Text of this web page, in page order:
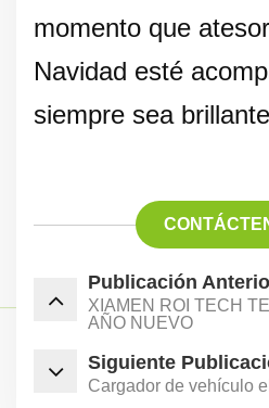
momento que
Navidad esté
siempre sea
Publicación
XIAMEN ROI TECH
AÑO NUEVO
Siguiente
Cargador de vehículo